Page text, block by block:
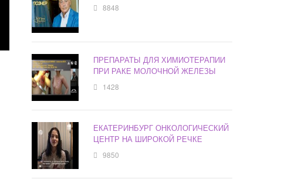
8848
ПРЕПАРАТЫ ДЛЯ ХИМИОТЕРАПИИ
ПРИ РАКЕ МОЛОЧНОЙ ЖЕЛЕЗЫ
1428
ЕКАТЕРИНБУРГ ОНКОЛОГИЧЕСКИЙ
ЦЕНТР НА ШИРОКОЙ РЕЧКЕ
9850